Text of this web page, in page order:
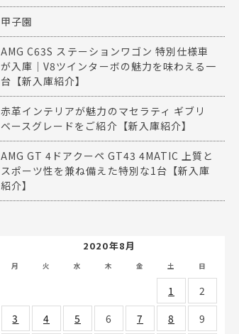
甲子園
AMG C63S ステーションワゴン 特別仕様車
が入庫｜V8ツインターボの魅力を味わえる一
台【新入庫紹介】
赤革インテリアが魅力のマセラティ ギブリ
ベースグレードをご紹介【新入庫紹介】
AMG GT 4ドアクーペ GT43 4MATIC 上質と
スポーツ性を兼ね備えた特別な1台【新入庫
紹介】
2020年8月
月 火 水 木 金 土 日
1
2
3
4 5 6 7 8
9